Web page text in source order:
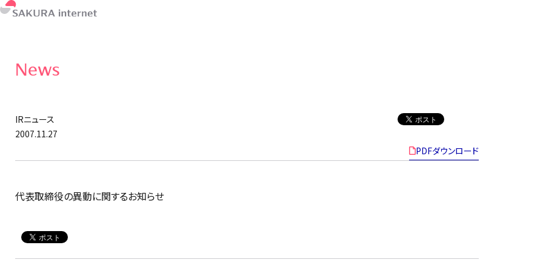
News
IRニュース
2007.11.27
PDFダウンロード
代表取締役の異動に関するお知らせ